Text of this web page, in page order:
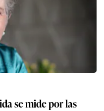
se mide por las